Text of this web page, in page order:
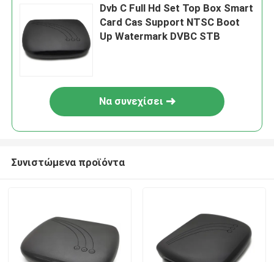
Dvb C Full Hd Set Top Box Smart
Card Cas Support NTSC Boot
Up Watermark DVBC STB
Να συνεχίσει
Συνιστώμενα προϊόντα